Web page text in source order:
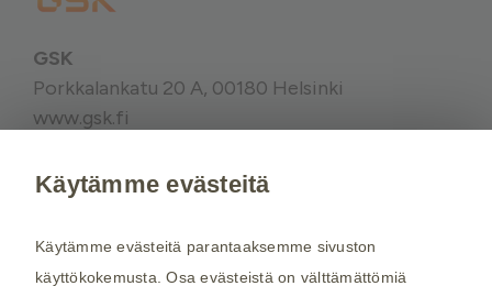
GSK
Porkkalankatu 20 A, 00180 Helsinki
www.gsk.fi
ammattilaiselta. Rokotussuositukset perustuvat
THL:nsuosituksiin. Maakohtaiset
Käytämme evästeitä
Käytämme evästeitä parantaaksemme sivuston
käyttökokemusta. Osa evästeistä on välttämättömiä